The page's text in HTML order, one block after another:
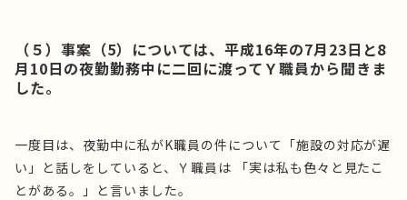
（５）事案（5）については、平成16年の7月23日と8
月10日の夜勤勤務中に二回に渡ってＹ職員から聞きま
した。
一度目は、夜勤中に私がK職員の件について「施設の対応が遅
い」と話しをしていると、Ｙ職員は 「実は私も色々と見たこ
とがある。」と言いました。